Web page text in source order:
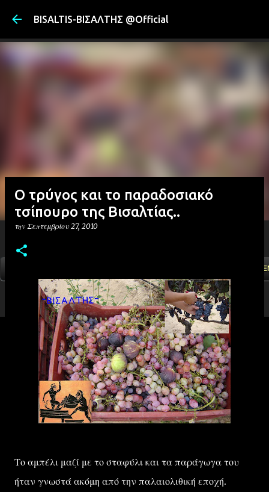
BISALTIS-ΒΙΣΑΛΤΗΣ @Official
Ο τρύγος και το παραδοσιακό
τσίπουρο της Βισαλτίας..
την Σεπτεμβρίου 27, 2010
Το αμπέλι μαζί με το σταφύλι και τα παράγωγα του
ήταν γνωστά ακόμη από την παλαιολιθική εποχή.